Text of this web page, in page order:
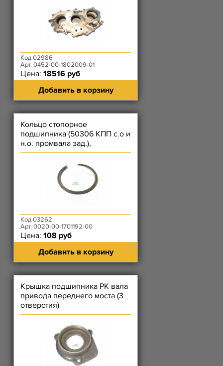
Код 02986
Арт. 0452-00-1802009-01
Цена: 18516 руб
Добавить в корзину
Кольцо стопорное
подшипника (50306 КПП с.о и
н.о. промвала зад.),
(3056207К КПП н.о. втор вала
Код 03262
Арт. 0020-00-1701192-00
Цена: 108 руб
Добавить в корзину
Крышка подшипника РК вала
привода переднего моста (3
отверстия)